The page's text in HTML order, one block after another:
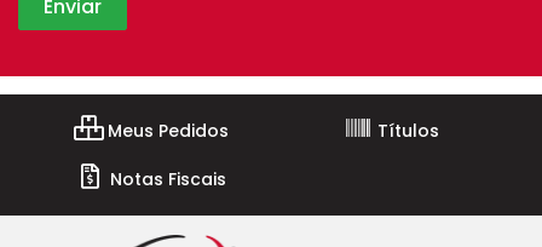
Meus Pedidos
Títulos
Notas Fiscais